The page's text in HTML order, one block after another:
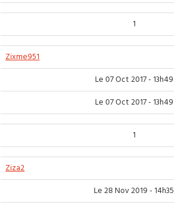
1
Zixme951
Le 07 Oct 2017 - 13h49
Le 07 Oct 2017 - 13h49
1
Ziza2
Le 28 Nov 2019 - 14h35